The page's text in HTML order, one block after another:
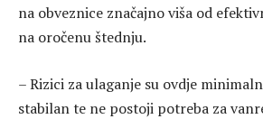
na obveznice značajno viša od
na oročenu štednju.
– Rizici za ulaganje su ovdje
stabilan te ne postoji potreba za